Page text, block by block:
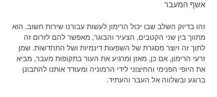
אשף המעבר
זהו בדיוק השלב שבו יכול הרימון לעשות עבורנו שירות חשוב. הוא
מתווך בין שני הקטבים, הצעיר והבוגר, מאפשר להם לזרום זה
לתוך זה ויוצר מסגרת של השפעות דינמיות ושל התחדשות. שמן
זרעי הרימון, אם כן, מאזן ומרגיע את העור בתקופות מעבר, מביא
את היופי הפנימי והחיצוני לידי הרמוניה ומעודד אותנו להתבונן
ברוגע ובשלווה אל העבר והעתיד.